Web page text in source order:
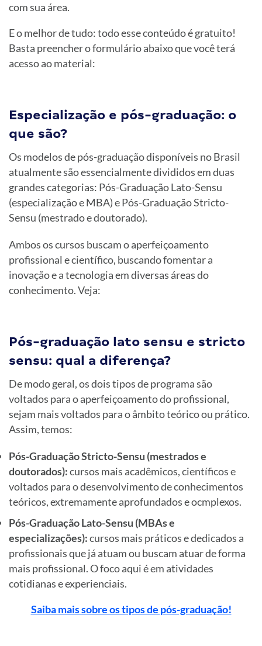
com sua área.
E o melhor de tudo: todo esse conteúdo é gratuito!
Basta preencher o formulário abaixo que você terá
acesso ao material:
Especialização e pós-graduação: o
que são?
Os modelos de pós-graduação disponíveis no Brasil
atualmente são essencialmente divididos em duas
grandes categorias: Pós-Graduação Lato-Sensu
(especialização e MBA) e Pós-Graduação Stricto-
Sensu (mestrado e doutorado).
Ambos os cursos buscam o aperfeiçoamento
profissional e científico, buscando fomentar a
inovação e a tecnologia em diversas áreas do
conhecimento. Veja:
Pós-graduação lato sensu e stricto
sensu: qual a diferença?
De modo geral, os dois tipos de programa são
voltados para o aperfeiçoamento do profissional,
sejam mais voltados para o âmbito teórico ou prático.
Assim, temos:
Pós-Graduação Stricto-Sensu (mestrados e
doutorados):cursos mais acadêmicos, científicos e
voltados para o desenvolvimento de conhecimentos
teóricos, extremamente aprofundados e ocmplexos.
Pós-Graduação Lato-Sensu (MBAs e
especializações):cursos mais práticos e dedicados a
profissionais que já atuam ou buscam atuar de forma
mais profissional. O foco aqui é em atividades
cotidianas e experienciais.
Saiba mais sobre os tipos de pós-graduação!